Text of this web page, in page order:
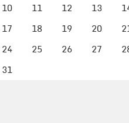
10 11 12 13
17
18 19 20
24
25 26 27
31